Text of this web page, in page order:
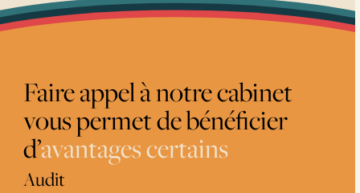
Faire appel à notre cabinet
vous permet de bénéficier
d’avantages certains
Audit